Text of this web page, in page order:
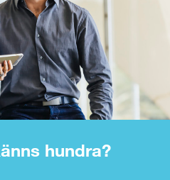
hundra?